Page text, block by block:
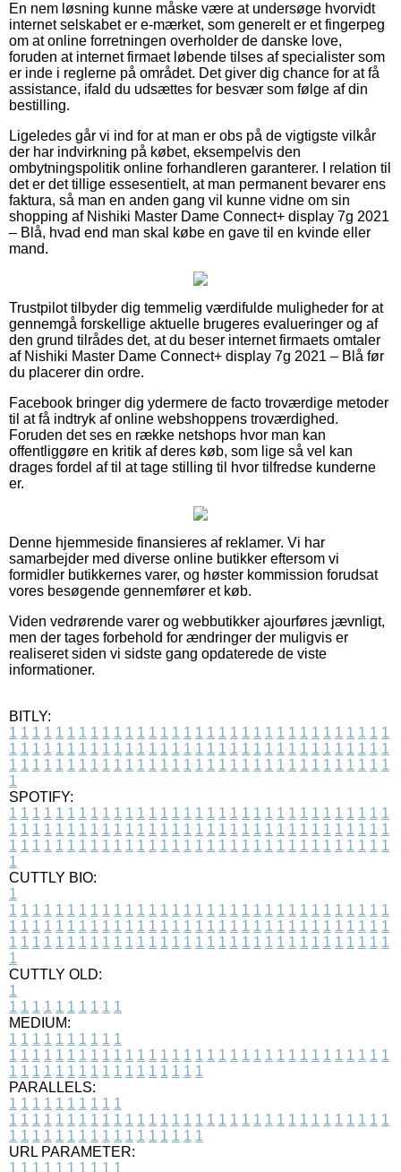
En nem løsning kunne måske være at undersøge hvorvidt
internet selskabet er e-mærket, som generelt er et fingerpeg
om at online forretningen overholder de danske love,
foruden at internet firmaet løbende tilses af specialister som
er inde i reglerne på området. Det giver dig chance for at få
assistance, ifald du udsættes for besvær som følge af din
bestilling.
Ligeledes går vi ind for at man er obs på de vigtigste vilkår
der har indvirkning på købet, eksempelvis den
ombytningspolitik online forhandleren garanterer. I relation til
det er det tillige essesentielt, at man permanent bevarer ens
faktura, så man en anden gang vil kunne vidne om sin
shopping af Nishiki Master Dame Connect+ display 7g 2021
– Blå, hvad end man skal købe en gave til en kvinde eller
mand.
Trustpilot tilbyder dig temmelig værdifulde muligheder for at
gennemgå forskellige aktuelle brugeres evalueringer og af
den grund tilrådes det, at du beser internet firmaets omtaler
af Nishiki Master Dame Connect+ display 7g 2021 – Blå før
du placerer din ordre.
Facebook bringer dig ydermere de facto troværdige metoder
til at få indtryk af online webshoppens troværdighed.
Foruden det ses en række netshops hvor man kan
offentliggøre en kritik af deres køb, som lige så vel kan
drages fordel af til at tage stilling til hvor tilfredse kunderne
er.
Denne hjemmeside finansieres af reklamer. Vi har
samarbejder med diverse online butikker eftersom vi
formidler butikkernes varer, og høster kommission forudsat
vores besøgende gennemfører et køb.
Viden vedrørende varer og webbutikker ajourføres jævnligt,
men der tages forbehold for ændringer der muligvis er
realiseret siden vi sidste gang opdaterede de viste
informationer.
BITLY:
1 1 1 1 1 1 1 1 1 1 1 1 1 1 1 1 1 1 1 1 1 1 1 1 1 1 1 1 1 1 1 1 1
1 1 1 1 1 1 1 1 1 1 1 1 1 1 1 1 1 1 1 1 1 1 1 1 1 1 1 1 1 1 1 1 1
1 1 1 1 1 1 1 1 1 1 1 1 1 1 1 1 1 1 1 1 1 1 1 1 1 1 1 1 1 1 1 1 1
1
SPOTIFY:
1 1 1 1 1 1 1 1 1 1 1 1 1 1 1 1 1 1 1 1 1 1 1 1 1 1 1 1 1 1 1 1 1
1 1 1 1 1 1 1 1 1 1 1 1 1 1 1 1 1 1 1 1 1 1 1 1 1 1 1 1 1 1 1 1 1
1 1 1 1 1 1 1 1 1 1 1 1 1 1 1 1 1 1 1 1 1 1 1 1 1 1 1 1 1 1 1 1 1
1
CUTTLY BIO:
1
1 1 1 1 1 1 1 1 1 1 1 1 1 1 1 1 1 1 1 1 1 1 1 1 1 1 1 1 1 1 1 1 1
1 1 1 1 1 1 1 1 1 1 1 1 1 1 1 1 1 1 1 1 1 1 1 1 1 1 1 1 1 1 1 1 1
1 1 1 1 1 1 1 1 1 1 1 1 1 1 1 1 1 1 1 1 1 1 1 1 1 1 1 1 1 1 1 1 1
1
CUTTLY OLD:
1
1 1 1 1 1 1 1 1 1 1
MEDIUM:
1 1 1 1 1 1 1 1 1 1
1 1 1 1 1 1 1 1 1 1 1 1 1 1 1 1 1 1 1 1 1 1 1 1 1 1 1 1 1 1 1 1 1
1 1 1 1 1 1 1 1 1 1 1 1 1 1 1 1 1
PARALLELS:
1 1 1 1 1 1 1 1 1 1
1 1 1 1 1 1 1 1 1 1 1 1 1 1 1 1 1 1 1 1 1 1 1 1 1 1 1 1 1 1 1 1 1
1 1 1 1 1 1 1 1 1 1 1 1 1 1 1 1 1
URL PARAMETER:
1 1 1 1 1 1 1 1 1 1